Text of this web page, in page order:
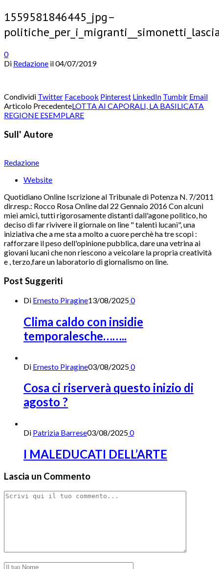
1559581846445_jpg–
0
Di Redazione il04/07/2019
Condividi Twitter Facebook Pinterest LinkedIn Tumblr Email
Articolo PrecedenteLOTTA AI CAPORALI, LA BASILICATA
REGIONE ESEMPLARE
Sull' Autore
Redazione
Website
Quotidiano Online Iscrizione al Tribunale di Potenza N. 7/2011
dir.resp.: Rocco Rosa Online dal 22 Gennaio 2016 Con alcuni
miei amici, tutti rigorosamente distanti dall'agone politico, ho
deciso di far rivivere il giornale on line " talenti lucani", una
iniziativa che a me sta a molto a cuore perchè ha tre scopi :
rafforzare il peso dell'opinione pubblica, dare una vetrina ai
giovani lucani che non riescono a veicolare la propria creatività
e , terzo,fare un laboratorio di giornalismo on line.
Post Suggeriti
Di Ernesto Piragine13/08/20250
Clima caldo con insidie
temporalesche……..
Di Ernesto Piragine03/08/20250
Cosa ci riserverà questo inizio di
agosto ?
Di Patrizia Barrese03/08/20250
I MALEDUCATI DELL’ARTE
Lascia un Commento